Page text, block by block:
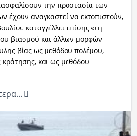
την προστασία των
έχουν αναγκαστεί να εκτοπιστούν,
καταγγέλλει επίσης «τη
βιασμού και άλλων μορφών
βίας ως μεθόδου πολέμου,
και ως μεθόδου